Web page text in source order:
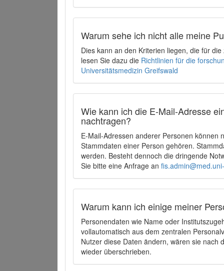
Warum sehe ich nicht alle meine
Dies kann an den Kriterien liegen, die für
lesen Sie dazu die Richtlinien für die
Universitätsmedizin Greifswald
Wie kann ich die E-Mail-Adresse
nachtragen?
E-Mail-Adressen anderer Personen können
Stammdaten einer Person gehören.
werden. Besteht dennoch die dringende
Sie bitte eine Anfrage an
Warum kann ich einige meiner
Personendaten wie Name oder
vollautomatisch aus dem zentralen
Nutzer diese Daten ändern, wären sie
wieder überschrieben.